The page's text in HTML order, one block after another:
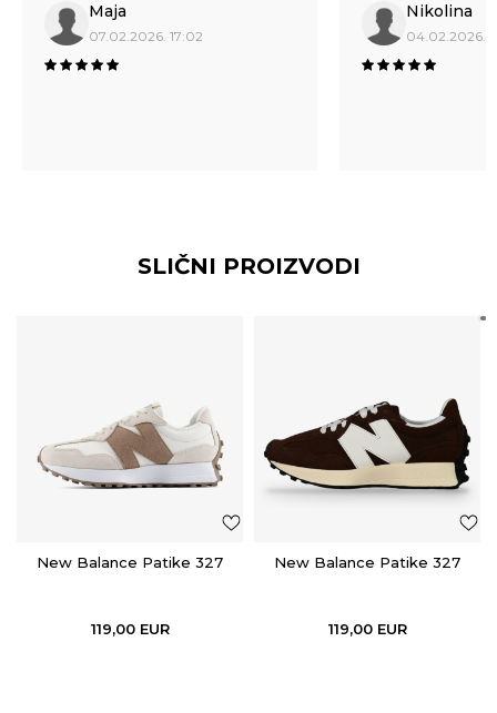
Maja
07.02.2026. 17:02
Nikolina
04.02.2026.
SLIČNI PROIZVODI
New Balance Patike 327
119,00 EUR
New Balance Patike 327
119,00 EUR